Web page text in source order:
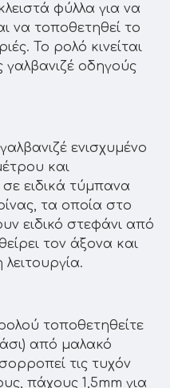
φύλλα για να
να τοποθετηθεί το
Το ρολό κινείται
οδηγούς
ενισχυμένο
και
ειδικά τύμπανα
τα οποία στο
ειδικό στεφάνι από
τον άξονα και
τοποθετηθείτε
από μαλακό
τις τυχόν
πάχους 1,5mm για